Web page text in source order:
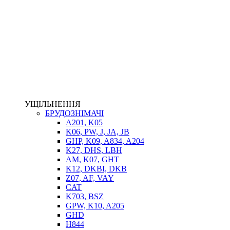
ВТУЛКИ
УЩІЛЬНЕННЯ
БРУДОЗНІМАЧІ
A201, K05
K06, PW, J, JA, JB
GHP, K09, A834, A204
K27, DHS, LBH
AM, K07, GHT
K12, DKBI, DKB
Z07, AF, VAY
CAT
K703, BSZ
GPW, K10, A205
GHD
H844